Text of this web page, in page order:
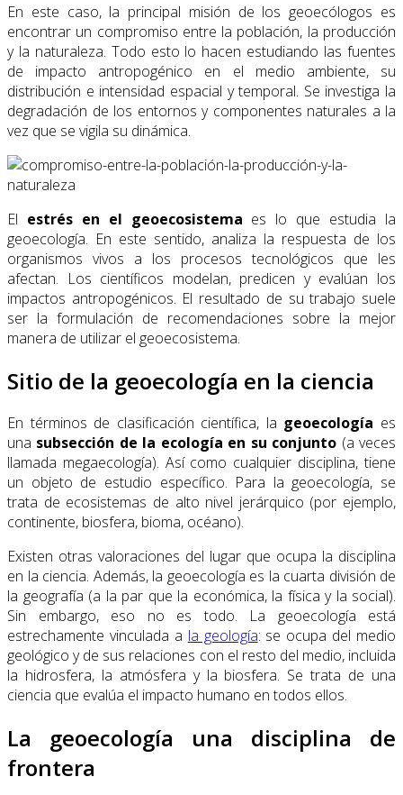
En este caso, la principal misión de los geoecólogos es
encontrar un compromiso entre la población, la producción
y la naturaleza. Todo esto lo hacen estudiando las fuentes
de impacto antropogénico en el medio ambiente, su
distribución e intensidad espacial y temporal. Se investiga la
degradación de los entornos y componentes naturales a la
vez que se vigila su dinámica.
El estrés en el geoecosistema es lo que estudia la
geoecología. En este sentido, analiza la respuesta de los
organismos vivos a los procesos tecnológicos que les
afectan. Los científicos modelan, predicen y evalúan los
impactos antropogénicos. El resultado de su trabajo suele
ser la formulación de recomendaciones sobre la mejor
manera de utilizar el geoecosistema.
Sitio de la geoecología en la ciencia
En términos de clasificación científica, la geoecología es
una subsección de la ecología en su conjunto (a veces
llamada megaecología). Así como cualquier disciplina, tiene
un objeto de estudio específico. Para la geoecología, se
trata de ecosistemas de alto nivel jerárquico (por ejemplo,
continente, biosfera, bioma, océano).
Existen otras valoraciones del lugar que ocupa la disciplina
en la ciencia. Además, la geoecología es la cuarta división de
la geografía (a la par que la económica, la física y la social).
Sin embargo, eso no es todo. La geoecología está
estrechamente vinculada a la geología: se ocupa del medio
geológico y de sus relaciones con el resto del medio, incluida
la hidrosfera, la atmósfera y la biosfera. Se trata de una
ciencia que evalúa el impacto humano en todos ellos.
La geoecología una disciplina de
frontera